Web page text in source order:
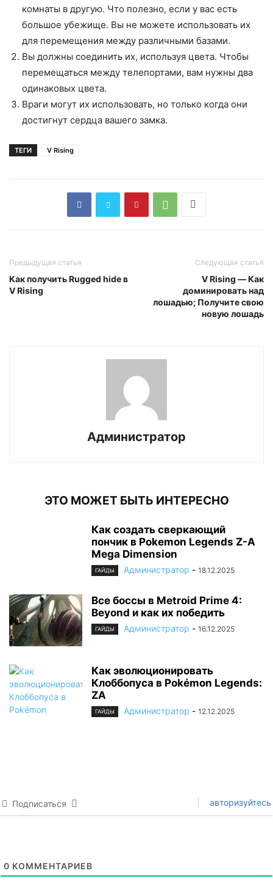
комнаты в другую. Что полезно, если у вас есть
большое убежище. Вы не можете использовать их
для перемещения между различными базами.
Вы должны соединить их, используя цвета. Чтобы
перемещаться между телепортами, вам нужны два
одинаковых цвета.
Враги могут их использовать, но только когда они
достигнут сердца вашего замка.
ТЕГИ V Rising
Предыдущая статья
Как получить Rugged hide в
V Rising
Следующая статья
V Rising — Как
доминировать над
лошадью; Получите свою
новую лошадь
Администратор
ЭТО МОЖЕТ БЫТЬ ИНТЕРЕСНО
Как создать сверкающий
пончик в Pokemon Legends Z-A
Mega Dimension
ГАЙДЫ Администратор - 18.12.2025
Все боссы в Metroid Prime 4:
Beyond и как их победить
ГАЙДЫ Администратор - 16.12.2025
Как эволюционировать
Клоббопуса в Pokémon Legends:
ZA
ГАЙДЫ Администратор - 12.12.2025
Подписаться авторизуйтесь
0 КОММЕНТАРИЕВ